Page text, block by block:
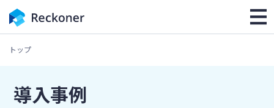
トップ
導入事例